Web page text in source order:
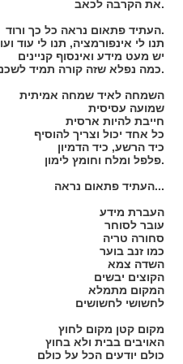
את הקרבה לכאב.
העתיד פתאום נראה כל כך ורוד.
תנו לי אינפורמציה, תנו לי עוד
יש מעט מידע ואינסוף קניינים
כמה נפלא שזה קורה תמיד לשכנים.
השמחה לאיד שמחה אמיתית
שמועה עסיסית
חייבת להיות ארסית
כל אחד יכול וצריך להוסיף
כיד הרשע, כיד הדמיון
פלפל ומלח וחומץ לימון.
העתיד פתאום נראה...
העברת מידע
עובר לסוחר
סחורה טריה
כמו זנב בוער
השדה צמא
הקוצים יבשים
המקום מתמלא
לחשושי לחשושים
מקום קטן מקום לחוץ
האויבים בבית ולא בחוץ
כולם יודעים הכל על כולם